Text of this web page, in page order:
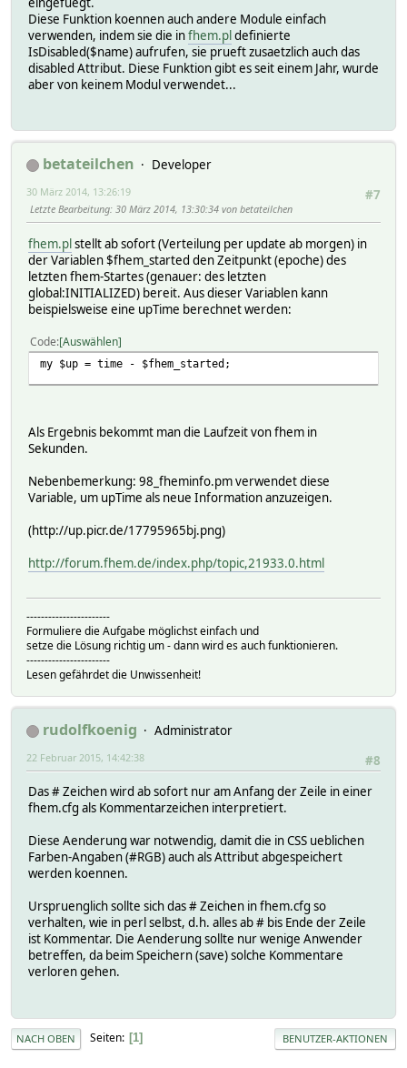
Diese Funktion koennen auch andere Module einfach
verwenden, indem sie die infhem.pldefinierte
IsDisabled($name) aufrufen, sie prueft zusaetzlich auch das
disabled Attribut. Diese Funktion gibt es seit einem Jahr, wurde
aber von keinem Modul verwendet...
betateilchen
Developer
#7
30 März 2014, 13:26:19
Letzte Bearbeitung: 30 März 2014, 13:30:34 von betateilchen
fhem.plstellt ab sofort (Verteilung per update ab morgen) in
der Variablen $fhem_started den Zeitpunkt (epoche) des
letzten fhem-Startes (genauer: des letzten
global:INITIALIZED) bereit. Aus dieser Variablen kann
beispielsweise eine upTime berechnet werden:
Code Auswählen
my $up = time - $fhem_started;
Als Ergebnis bekommt man die Laufzeit von fhem in
Sekunden.
Nebenbemerkung: 98_fheminfo.pm verwendet diese
Variable, um upTime als neue Information anzuzeigen.
(http://up.picr.de/17795965bj.png)
http://forum.fhem.de/index.php/topic,21933.0.html
-----------------------
Formuliere die Aufgabe möglichst einfach und
setze die Lösung richtig um - dann wird es auch funktionieren.
-----------------------
Lesen gefährdet die Unwissenheit!
rudolfkoenig
Administrator
#8
22 Februar 2015, 14:42:38
Das # Zeichen wird ab sofort nur am Anfang der Zeile in einer
fhem.cfg als Kommentarzeichen interpretiert.
Diese Aenderung war notwendig, damit die in CSS ueblichen
Farben-Angaben (#RGB) auch als Attribut abgespeichert
werden koennen.
Urspruenglich sollte sich das # Zeichen in fhem.cfg so
verhalten, wie in perl selbst, d.h. alles ab # bis Ende der Zeile
ist Kommentar. Die Aenderung sollte nur wenige Anwender
betreffen, da beim Speichern (save) solche Kommentare
verloren gehen.
NACH OBEN Seiten 1 BENUTZER-AKTIONEN